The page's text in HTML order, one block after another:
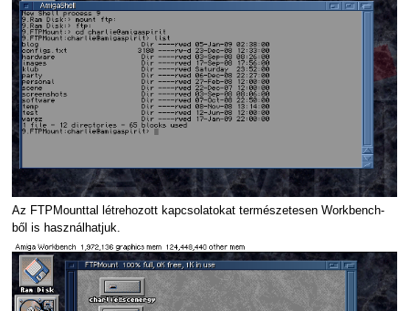
Az FTPMounttal létrehozott kapcsolatokat természetesen Workbench-
ből is használhatjuk.